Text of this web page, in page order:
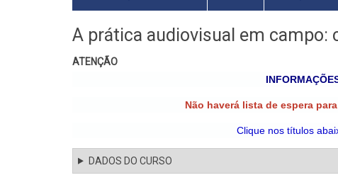
A prática audiovisual em campo:
ATENÇÃO
Não haverá lista de espera
Clique nos títulos
DADOS DO CURSO